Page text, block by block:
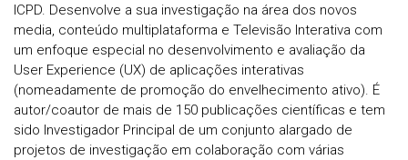
ICPD. Desenvolve a sua investigação na área dos novos
media, conteúdo multiplataforma e Televisão Interativa com
um enfoque especial no desenvolvimento e avaliação da
User Experience (UX) de aplicações interativas
(nomeadamente de promoção do envelhecimento ativo). É
autor/coautor de mais de 150 publicações científicas e tem
sido Investigador Principal de um conjunto alargado de
projetos de investigação em colaboração com várias